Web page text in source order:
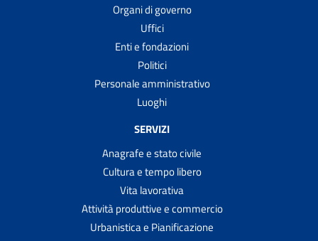
Organi di governo
Uffici
Enti e fondazioni
Politici
Personale amministrativo
Luoghi
SERVIZI
Anagrafe e stato civile
Cultura e tempo libero
Vita lavorativa
Attività produttive e commercio
Urbanistica e Pianificazione